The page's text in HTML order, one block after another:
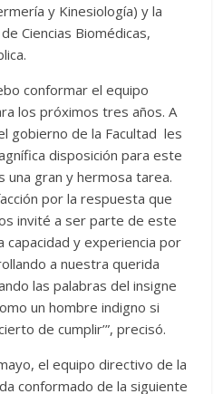
y Kinesiología) y la
Ciencias Biomédicas,
conformar el equipo
los próximos tres años. A
gobierno de la Facultad les
disposición para este
una gran y hermosa tarea.
por la respuesta que
invité a ser parte de este
capacidad y experiencia por
a nuestra querida
las palabras del insigne
un hombre indigno si
de cumplir’”, precisó.
el equipo directivo de la
conformado de la siguiente